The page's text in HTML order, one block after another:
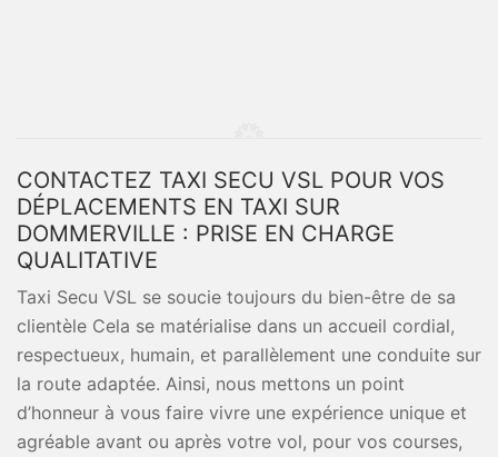
CONTACTEZ TAXI SECU VSL POUR VOS
DÉPLACEMENTS EN TAXI SUR
DOMMERVILLE : PRISE EN CHARGE
QUALITATIVE
Taxi Secu VSL se soucie toujours du bien-être de sa
clientèle Cela se matérialise dans un accueil cordial,
respectueux, humain, et parallèlement une conduite sur
la route adaptée. Ainsi, nous mettons un point
d’honneur à vous faire vivre une expérience unique et
agréable avant ou après votre vol, pour vos courses,